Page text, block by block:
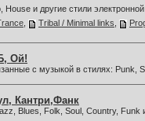
и другие стили
Tribal / Minimal links
Ой!
с музыкой в стилях: Punk,
Кантри,Фанк
Blues, Folk, Soul, Country, Funk